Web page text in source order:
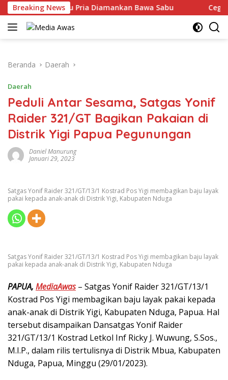
Langsung
ke
konten
Breaking News
Utara, Satu Pria Diamankan Bawa Sabu Cegah
Beranda Daerah
Daerah
Peduli Antar Sesama, Satgas Yonif
Raider 321/GT Bagikan Pakaian di
Distrik Yigi Papua Pegunungan
Daniel Manurung
Januari 29, 2023
Satgas Yonif Raider 321/GT/13/1 Kostrad Pos Yigi membagikan baju layak
pakai kepada anak-anak di Distrik Yigi, Kabupaten Nduga
Satgas Yonif Raider 321/GT/13/1 Kostrad Pos Yigi membagikan baju layak
pakai kepada anak-anak di Distrik Yigi, Kabupaten Nduga
PAPUA, MediaAwas– Satgas Yonif Raider 321/GT/13/1
Kostrad Pos Yigi membagikan baju layak pakai kepada
anak-anak di Distrik Yigi, Kabupaten Nduga, Papua. Hal
tersebut disampaikan Dansatgas Yonif Raider
321/GT/13/1 Kostrad Letkol Inf Ricky J. Wuwung, S.Sos.,
M.I.P., dalam rilis tertulisnya di Distrik Mbua, Kabupaten
Nduga, Papua, Minggu (29/01/2023).